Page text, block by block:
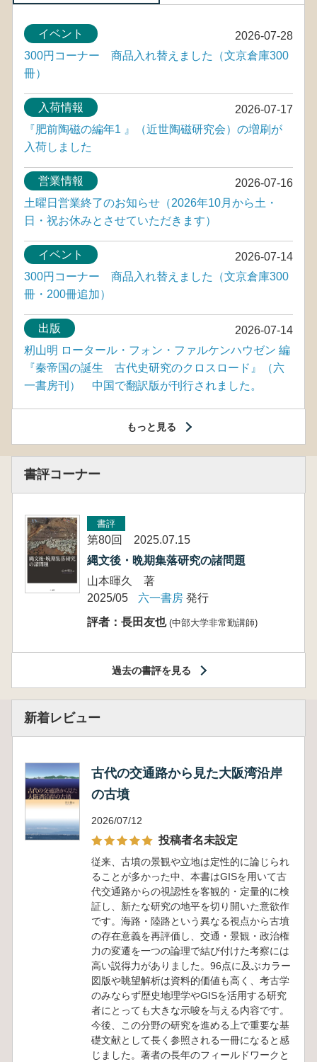
2026-07-28
イベント
300円コーナー 商品入れ替えました（文京倉庫300
冊）
2026-07-17
入荷情報
『肥前陶磁の編年1 』（近世陶磁研究会）の増刷が
入荷しました
2026-07-16
営業情報
土曜日営業終了のお知らせ（2026年10月から土・
日・祝お休みとさせていただきます）
2026-07-14
イベント
300円コーナー 商品入れ替えました（文京倉庫300
冊・200冊追加）
2026-07-14
出版
籾山明 ロータール・フォン・ファルケンハウゼン 編
『秦帝国の誕生 古代史研究のクロスロード』（六
一書房刊） 中国で翻訳版が刊行されました。
もっと見る
書評コーナー
書評
第80回 2025.07.15
縄文後・晩期集落研究の諸問題
山本暉久 著
2025/05
六一書房 発行
評者：長田友也 (中部大学非常勤講師)
過去の書評を見る
新着レビュー
古代の交通路から見た大阪湾沿岸
の古墳
2026/07/12
投稿者名未設定
従来、古墳の景観や立地は定性的に論じられ
ることが多かった中、本書はGISを用いて古
代交通路からの視認性を客観的・定量的に検
証し、新たな研究の地平を切り開いた意欲作
です。海路・陸路という異なる視点から古墳
の存在意義を再評価し、交通・景観・政治権
力の変遷を一つの論理で結び付けた考察には
高い説得力がありました。96点に及ぶカラー
図版や眺望解析は資料的価値も高く、考古学
のみならず歴史地理学やGISを活用する研究
者にとっても大きな示唆を与える内容です。
今後、この分野の研究を進める上で重要な基
礎文献として長く参照される一冊になると感
じました。著者の長年のフィールドワークと